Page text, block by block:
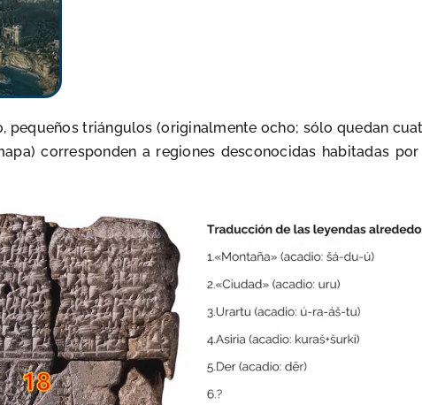
pequeños triángulos (originalmente ocho; sólo quedan
corresponden a regiones desconocidas habitadas